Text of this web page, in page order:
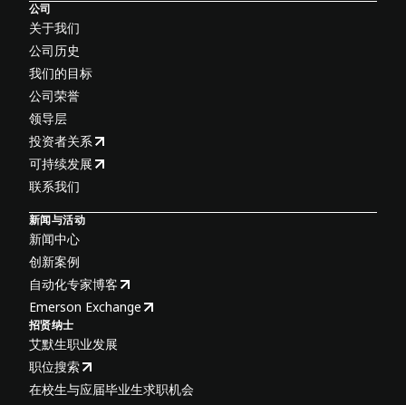
公司
关于我们
公司历史
我们的目标
公司荣誉
领导层
投资者关系
可持续发展
联系我们
新闻与活动
新闻中心
创新案例
自动化专家博客
Emerson Exchange
招贤纳士
艾默生职业发展
职位搜索
在校生与应届毕业生求职机会